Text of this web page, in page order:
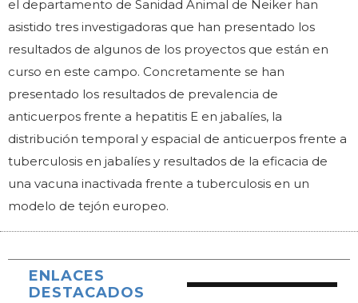
el departamento de Sanidad Animal de Neiker han
asistido tres investigadoras que han presentado los
resultados de algunos de los proyectos que están en
curso en este campo. Concretamente se han
presentado los resultados de prevalencia de
anticuerpos frente a hepatitis E en jabalíes, la
distribución temporal y espacial de anticuerpos frente a
tuberculosis en jabalíes y resultados de la eficacia de
una vacuna inactivada frente a tuberculosis en un
modelo de tejón europeo.
ENLACES
DESTACADOS